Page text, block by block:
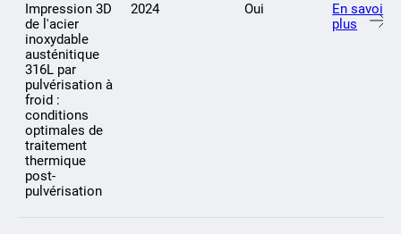
Impression 3D
de l'acier
inoxydable
austénitique
316L par
pulvérisation à
froid :
conditions
optimales de
traitement
thermique
post-
pulvérisation
2024 Oui
En savoir
plus